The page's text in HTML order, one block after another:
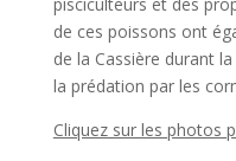
pisciculteurs et des
de ces poissons ont
de la Cassière durant
la prédation par les
Cliquez sur les photos